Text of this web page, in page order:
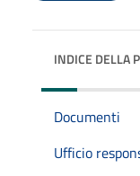
INDICE DELLA
Documenti
Ufficio